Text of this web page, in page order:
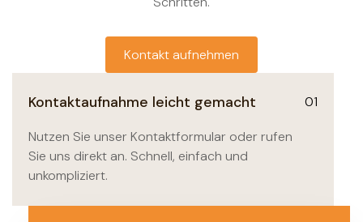
Kontaktaufnahme leicht gemacht 01
Nutzen Sie unser Kontaktformular oder rufen
Sie uns direkt an. Schnell, einfach und
unkompliziert.
Kontakt aufnehmen